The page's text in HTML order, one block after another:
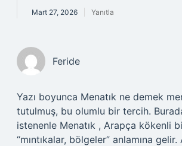
Mart 27, 2026 Yanıtla
Feride
Yazı boyunca Menatık ne demek
tutulmuş, bu olumlu bir tercih.
istenenle Menatık , Arapça kökenli
“mıntıkalar, bölgeler” anlamına gelir.